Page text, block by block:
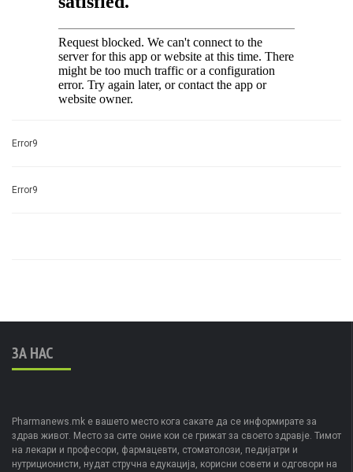
Error9
Error9
ЗА НАС
Pharmanews.mk е вашето место кога сакате да се информирате за
здрав живот. Место за сите оние кои се грижат за своето здравје. Тимот
на лекари и професори, фармацевти, стоматолози, педијатри и
нутриционисти, нудат стручна едукација, корисни совети и одговори на